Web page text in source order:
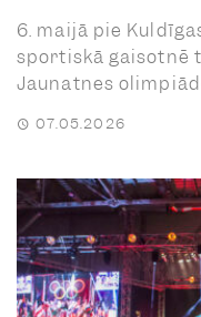
6. maijā pie
sportiskā gaisotnē
Jaunatnes
07.05.2026